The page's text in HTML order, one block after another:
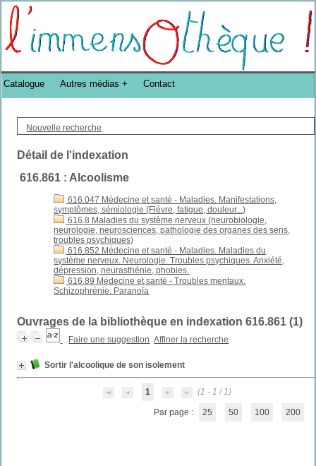
Bibliothèque DoucheFLUX Bibliotheek -->
Nouvelle recherche
Détail de l'indexation
616.861 : Alcoolisme
616.047 Médecine et santé - Maladies. Manifestations,
symptômes, sémiologie (Fièvre, fatigue, douleur...)
616.8 Maladies du système nerveux (neurobiologie,
neurologie, neurosciences, pathologie des organes des sens,
troubles psychiques)
616.852 Médecine et santé - Maladies. Maladies du
système nerveux. Neurologie. Troubles psychiques. Anxiété,
dépression, neurasthénie, phobies.
616.89 Médecine et santé - Troubles mentaux.
Schizophrénie. Paranoïa
Ouvrages de la bibliothèque en indexation 616.861 (1)
Faire une suggestion Affiner la recherche
Sortir l'alcoolique de son isolement
1 (1 - 1 / 1)
Par page : 25 50 100 200
Catalogue Autres médias Contact